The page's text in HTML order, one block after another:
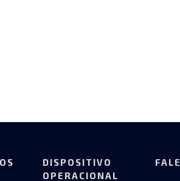
DISPOSITIVO
OPERACIONAL